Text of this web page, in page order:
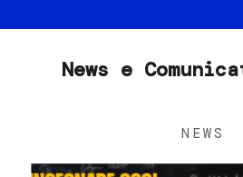
News e
NEWS